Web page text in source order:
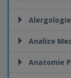
Analize
Anatomie